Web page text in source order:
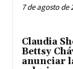
7 de agosto de
Claudia
Bettsy
anunciar